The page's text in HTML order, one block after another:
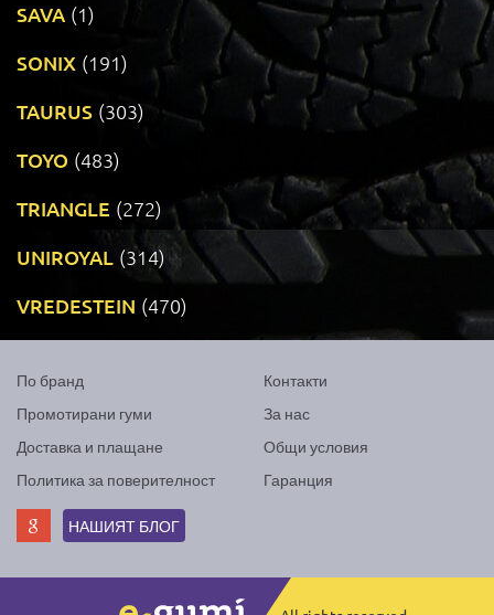
SAVA (1)
SONIX (191)
TAURUS (303)
TOYO (483)
TRIANGLE (272)
UNIROYAL (314)
VREDESTEIN (470)
По бранд
Промотирани гуми
Доставка и плащане
Политика за поверителност
Контакти
За нас
Общи условия
Гаранция
НАШИЯТ БЛОГ